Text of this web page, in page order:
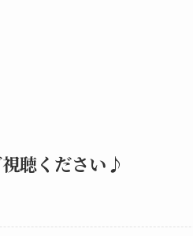
聴ください♪